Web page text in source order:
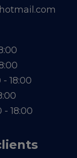
18:00
- 18:00